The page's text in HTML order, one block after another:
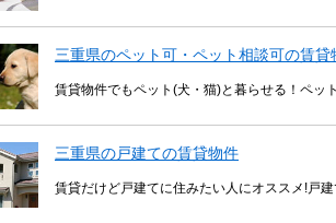
三重県のペット可・ペット相談可の賃貸
賃貸物件でもペット(犬・猫)と暮らせる！ペッ
三重県の戸建ての賃貸物件
賃貸だけど戸建てに住みたい人にオススメ!戸建